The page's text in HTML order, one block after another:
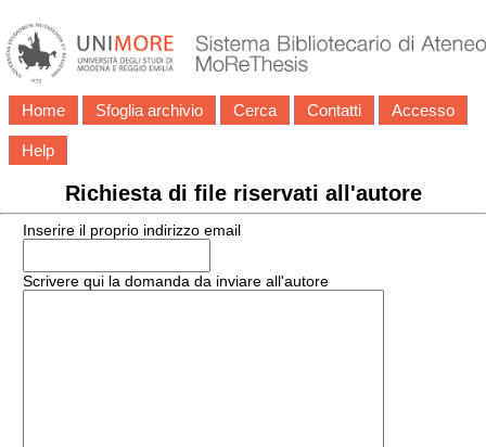
Home Sfoglia archivio Cerca Contatti Accesso
Help
Richiesta di file riservati all'autore
Inserire il proprio indirizzo email
Scrivere qui la domanda da inviare all'autore